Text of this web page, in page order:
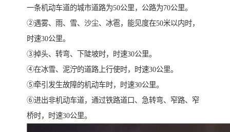
一条机动车道的城市道路为50公里，公路为70公里。
②遇雾、雨、雪、沙尘、冰雹，能见度在50米以内时，
时速30公里。
③掉头、转弯、下陡坡时，时速30公里。
④在冰雪、泥泞的道路上行使时，时速30公里。
⑤牵引发生故障的机动车时，时速30公里。
⑥进出非机动车道，通过铁路道口、急转弯、窄路、窄
桥时，时速30公里。